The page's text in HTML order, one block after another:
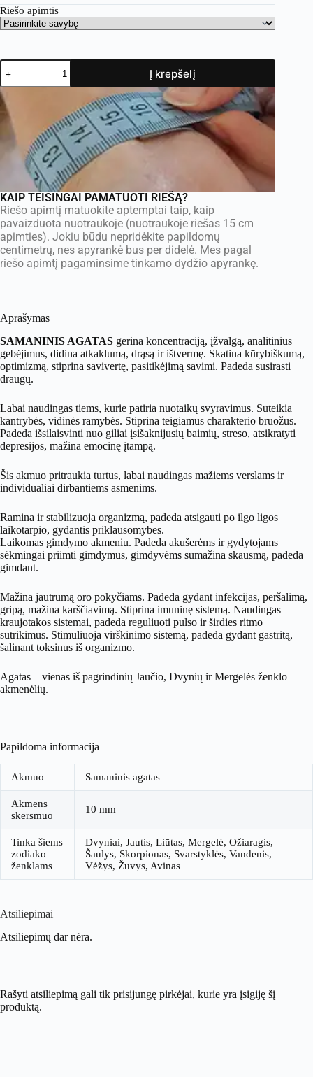
Riešo apimtis
Į krepšelį
KAIP TEISINGAI PAMATUOTI RIEŠĄ?
Riešo apimtį matuokite aptemptai taip, kaip
pavaizduota nuotraukoje (nuotraukoje riešas 15 cm
apimties). Jokiu būdu nepridėkite papildomų
centimetrų, nes apyrankė bus per didelė. Mes pagal
riešo apimtį pagaminsime tinkamo dydžio apyrankę.
Aprašymas
SAMANINIS AGATAS gerina koncentraciją, įžvalgą, analitinius
gebėjimus, didina atkaklumą, drąsą ir ištvermę. Skatina kūrybiškumą,
optimizmą, stiprina savivertę, pasitikėjimą savimi. Padeda susirasti
draugų.
Labai naudingas tiems, kurie patiria nuotaikų svyravimus. Suteikia
kantrybės, vidinės ramybės. Stiprina teigiamus charakterio bruožus.
Padeda išsilaisvinti nuo giliai įsišaknijusių baimių, streso, atsikratyti
depresijos, mažina emocinę įtampą.
Šis akmuo pritraukia turtus, labai naudingas mažiems verslams ir
individualiai dirbantiems asmenims.
Ramina ir stabilizuoja organizmą, padeda atsigauti po ilgo ligos
laikotarpio, gydantis priklausomybes.
Laikomas gimdymo akmeniu. Padeda akušerėms ir gydytojams
sėkmingai priimti gimdymus, gimdyvėms sumažina skausmą, padeda
gimdant.
Mažina jautrumą oro pokyčiams. Padeda gydant infekcijas, peršalimą,
gripą, mažina karščiavimą. Stiprina imuninę sistemą. Naudingas
kraujotakos sistemai, padeda reguliuoti pulso ir širdies ritmo
sutrikimus. Stimuliuoja virškinimo sistemą, padeda gydant gastritą,
šalinant toksinus iš organizmo.
Agatas – vienas iš pagrindinių Jaučio, Dvynių ir Mergelės ženklo
akmenėlių.
Papildoma informacija
Akmuo Samaninis agatas
Akmens
skersmuo
10 mm
Tinka šiems
zodiako
ženklams
Dvyniai, Jautis, Liūtas, Mergelė, Ožiaragis,
Šaulys, Skorpionas, Svarstyklės, Vandenis,
Vėžys, Žuvys, Avinas
Atsiliepimai
Atsiliepimų dar nėra.
Rašyti atsiliepimą gali tik prisijungę pirkėjai, kurie yra įsigiję šį
produktą.